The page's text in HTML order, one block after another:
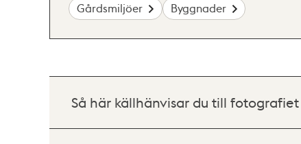
Gårdsmiljöer Byggnader
Så här källhänvisar du till fotografiet